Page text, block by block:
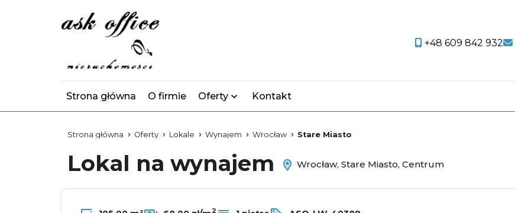
+48 609 842 932
Strona główna O firmie Oferty Kontakt
Strona główna Oferty Lokale Wynajem Wrocław Stare Miasto
Lokal na wynajem Wrocław, Stare Miasto, Centrum
2